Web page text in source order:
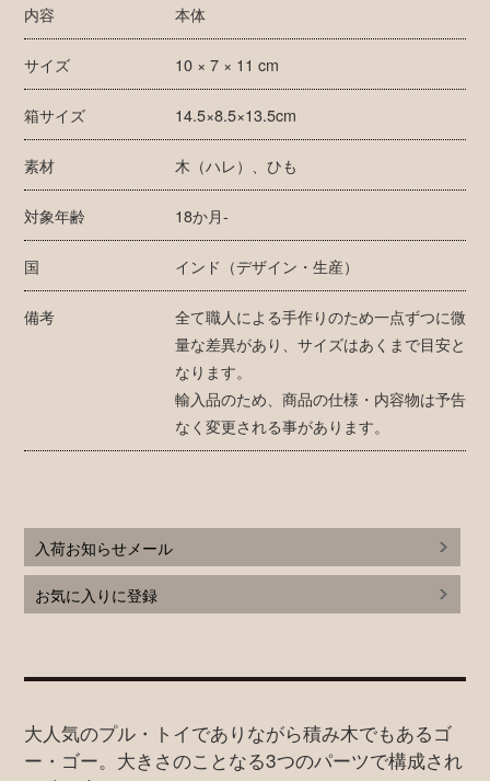
内容 本体
サイズ 10 × 7 × 11 cm
箱サイズ 14.5×8.5×13.5cm
素材 木（ハレ）、ひも
対象年齢 18か月-
国 インド（デザイン・生産）
備考
全て職人による手作りのため一点ずつに微
量な差異があり、サイズはあくまで目安と
なります。
輸入品のため、商品の仕様・内容物は予告
なく変更される事があります。
入荷お知らせメール
お気に入りに登録
大人気のプル・トイでありながら積み木でもあるゴ
ー・ゴー。大きさのことなる3つのパーツで構成され